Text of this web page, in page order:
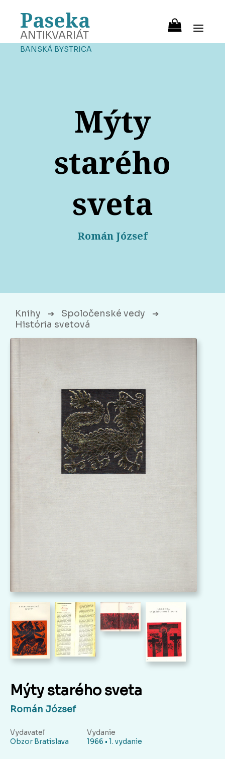
Paseka
ANTIKVARIÁT
BANSKÁ BYSTRICA
Mýty
starého
sveta
Román József
Knihy ➔ Spoločenské vedy ➔
História svetová
Mýty starého sveta
Román József
Vydavateľ
Obzor Bratislava
Vydanie
1966 • 1. vydanie